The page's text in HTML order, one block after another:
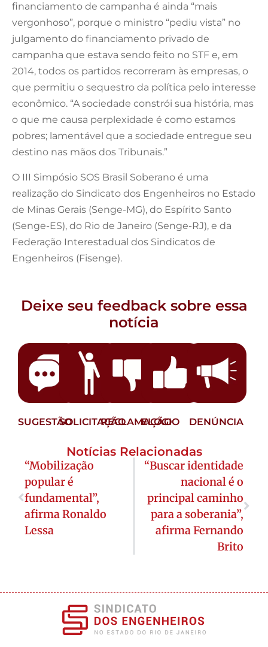
financiamento de campanha é ainda “mais
vergonhoso”, porque o ministro “pediu vista” no
julgamento do financiamento privado de
campanha que estava sendo feito no STF e, em
2014, todos os partidos recorreram às empresas, o
que permitiu o sequestro da política pelo interesse
econômico. “A sociedade constrói sua história, mas
o que me causa perplexidade é como estamos
pobres; lamentável que a sociedade entregue seu
destino nas mãos dos Tribunais.”
O III Simpósio SOS Brasil Soberano é uma
realização do Sindicato dos Engenheiros no Estado
de Minas Gerais (Senge-MG), do Espírito Santo
(Senge-ES), do Rio de Janeiro (Senge-RJ), e da
Federação Interestadual dos Sindicatos de
Engenheiros (Fisenge).
Deixe seu feedback sobre essa
notícia
SUGESTÃOSOLICITAÇÃORECLAMAÇÃO
ELOGIO DENÚNCIA
Notícias Relacionadas
“Mobilização
popular é
fundamental”,
afirma Ronaldo
Lessa
“Buscar identidade
nacional é o
principal caminho
para a soberania”,
afirma Fernando
Brito